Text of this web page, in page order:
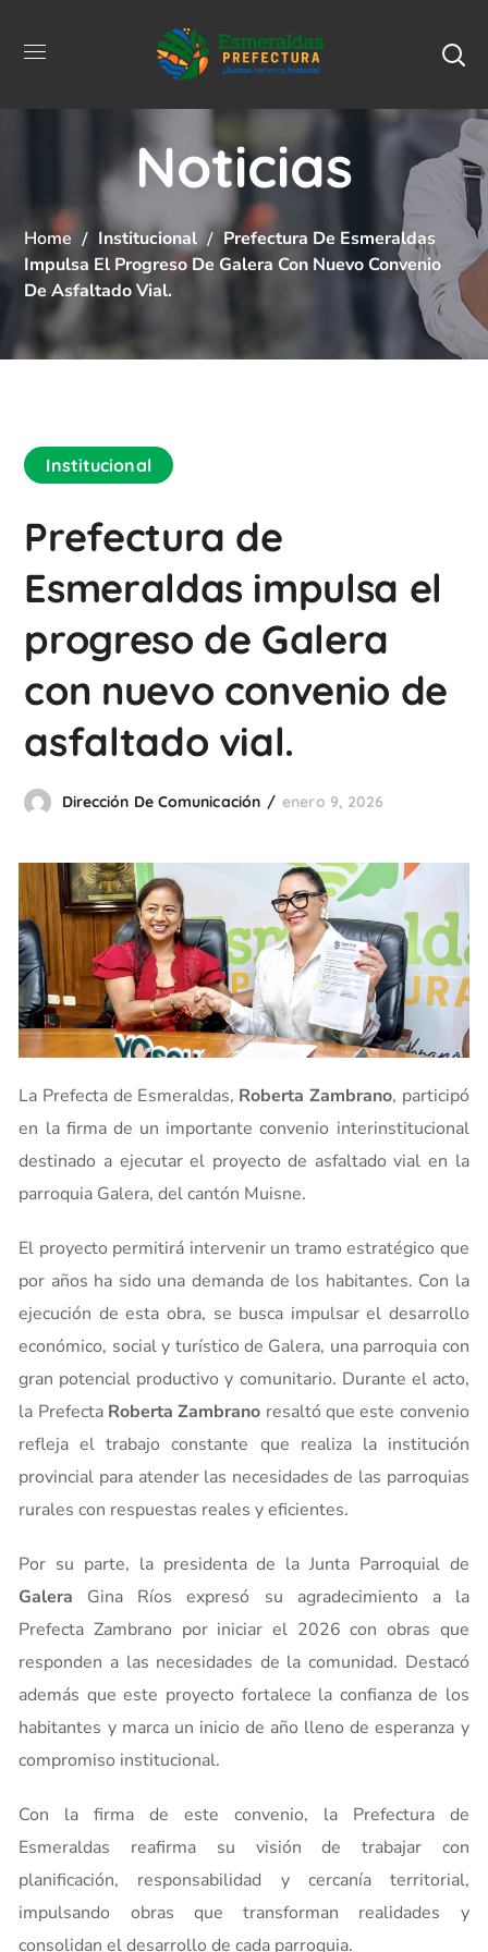
Noticias
Home Institucional
Prefectura De Esmeraldas
Impulsa El Progreso De Galera Con Nuevo Convenio
De Asfaltado Vial.
Institucional
Prefectura de
Esmeraldas impulsa el
progreso de Galera
con nuevo convenio de
asfaltado vial.
Dirección De Comunicación enero 9, 2026
La Prefecta de Esmeraldas, Roberta Zambrano, participó
en la firma de un importante convenio interinstitucional
destinado a ejecutar el proyecto de asfaltado vial en la
parroquia Galera, del cantón Muisne.
El proyecto permitirá intervenir un tramo estratégico que
por años ha sido una demanda de los habitantes. Con la
ejecución de esta obra, se busca impulsar el desarrollo
económico, social y turístico de Galera, una parroquia con
gran potencial productivo y comunitario. Durante el acto,
la Prefecta Roberta Zambrano resaltó que este convenio
refleja el trabajo constante que realiza la institución
provincial para atender las necesidades de las parroquias
rurales con respuestas reales y eficientes.
Por su parte, la presidenta de la Junta Parroquial de
Galera Gina Ríos expresó su agradecimiento a la
Prefecta Zambrano por iniciar el 2026 con obras que
responden a las necesidades de la comunidad. Destacó
además que este proyecto fortalece la confianza de los
habitantes y marca un inicio de año lleno de esperanza y
compromiso institucional.
Con la firma de este convenio, la Prefectura de
Esmeraldas reafirma su visión de trabajar con
planificación, responsabilidad y cercanía territorial,
impulsando obras que transforman realidades y
consolidan el desarrollo de cada parroquia.